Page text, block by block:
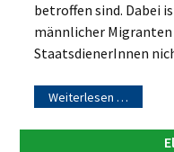
betroffen sind. Dabei
männlicher
StaatsdienerInnen
Weiterlesen …